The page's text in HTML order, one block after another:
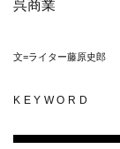
呉商業
文=ライター藤原史郎
KEYWORD